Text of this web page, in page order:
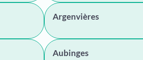
Argenvières
Aubinges